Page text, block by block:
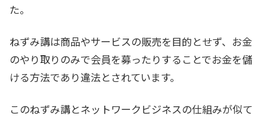
た。
ねずみ講は商品やサービスの販売を目的とせず、お金
のやり取りのみで会員を募ったりすることでお金を儲
ける方法であり違法とされています。
このねずみ講とネットワークビジネスの仕組みが似て